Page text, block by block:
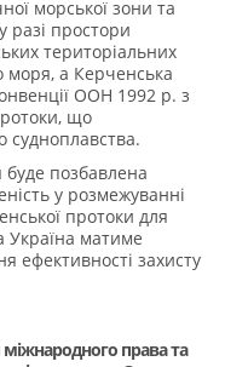
морської зони та
разі простори
територіальних
моря, а Керченська
ООН 1992 р. з
що
судноплавства.
позбавлена
у розмежуванні
протоки для
Україна матиме
ефективності захисту
права та